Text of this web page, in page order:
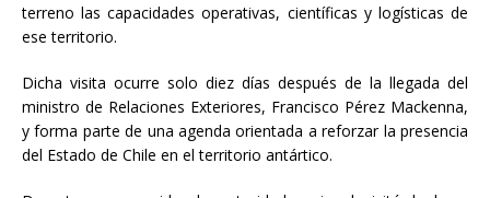
terreno las capacidades operativas, científicas y logísticas de
ese territorio.
Dicha visita ocurre solo diez días después de la llegada del
ministro de Relaciones Exteriores, Francisco Pérez Mackenna,
y forma parte de una agenda orientada a reforzar la presencia
del Estado de Chile en el territorio antártico.